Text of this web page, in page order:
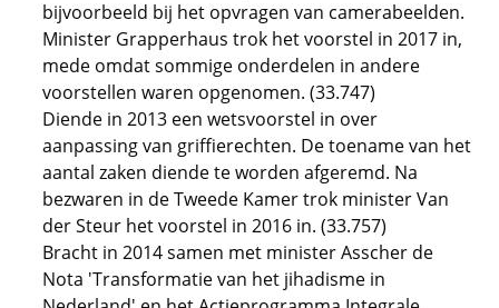
bijvoorbeeld bij het opvragen van camerabeelden.
Minister Grapperhaus trok het voorstel in 2017 in,
mede omdat sommige onderdelen in andere
voorstellen waren opgenomen. (33.747)
Diende in 2013 een wetsvoorstel in over
aanpassing van griffierechten. De toename van het
aantal zaken diende te worden afgeremd. Na
bezwaren in de Tweede Kamer trok minister Van
der Steur het voorstel in 2016 in. (33.757)
Bracht in 2014 samen met minister Asscher de
Nota 'Transformatie van het jihadisme in